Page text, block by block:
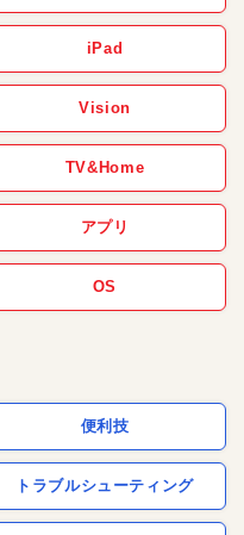
iPad
Vision
TV&Home
アプリ
OS
便利技
トラブルシューティング